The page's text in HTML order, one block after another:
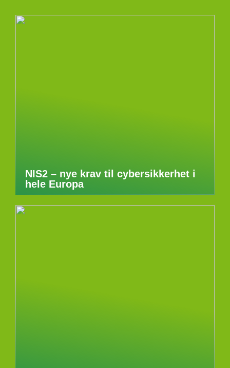
NIS2 – nye krav til cybersikkerhet i
hele Europa